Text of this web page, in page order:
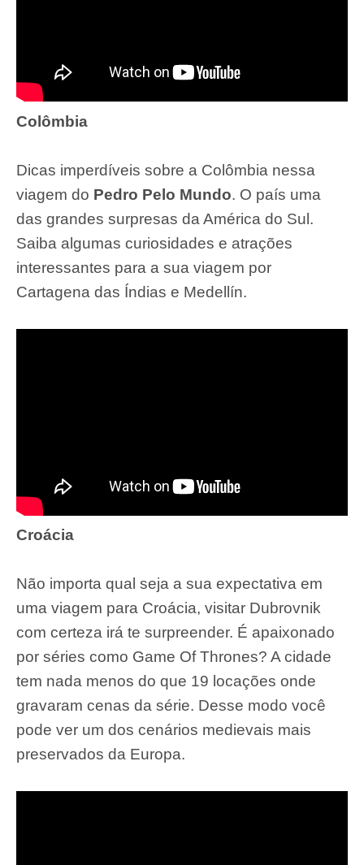
Colômbia
Dicas imperdíveis sobre a Colômbia nessa
viagem do Pedro Pelo Mundo. O país uma
das grandes surpresas da América do Sul.
Saiba algumas curiosidades e atrações
interessantes para a sua viagem por
Cartagena das Índias e Medellín.
Croácia
Não importa qual seja a sua expectativa em
uma viagem para Croácia, visitar Dubrovnik
com certeza irá te surpreender. É apaixonado
por séries como Game Of Thrones? A cidade
tem nada menos do que 19 locações onde
gravaram cenas da série. Desse modo você
pode ver um dos cenários medievais mais
preservados da Europa.